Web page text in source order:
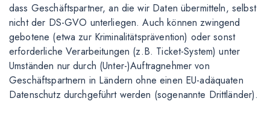
dass Geschäftspartner, an die wir Daten übermitteln, selbst
nicht der DS-GVO unterliegen. Auch können zwingend
gebotene (etwa zur Kriminalitätsprävention) oder sonst
erforderliche Verarbeitungen (z.B. Ticket-System) unter
Umständen nur durch (Unter-)Auftragnehmer von
Geschäftspartnern in Ländern ohne einen EU-adäquaten
Datenschutz durchgeführt werden (sogenannte Drittländer).